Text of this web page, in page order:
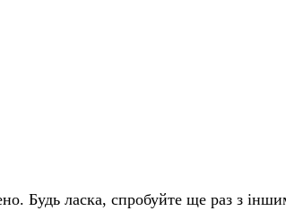
Будь ласка, спробуйте ще раз з